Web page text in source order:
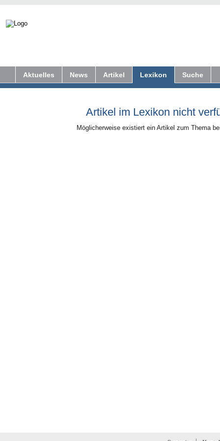
Aktuelles News Artikel Lexikon Suche
Artikel im Lexikon nicht
Möglicherweise existiert ein Artikel zum Thema